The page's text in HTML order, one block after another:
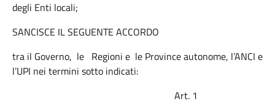
degli Enti locali;
SANCISCE IL SEGUENTE ACCORDO
tra il Governo, le Regioni e le Province autonome, l’ANCI e
l’UPI nei termini sotto indicati:
Art. 1